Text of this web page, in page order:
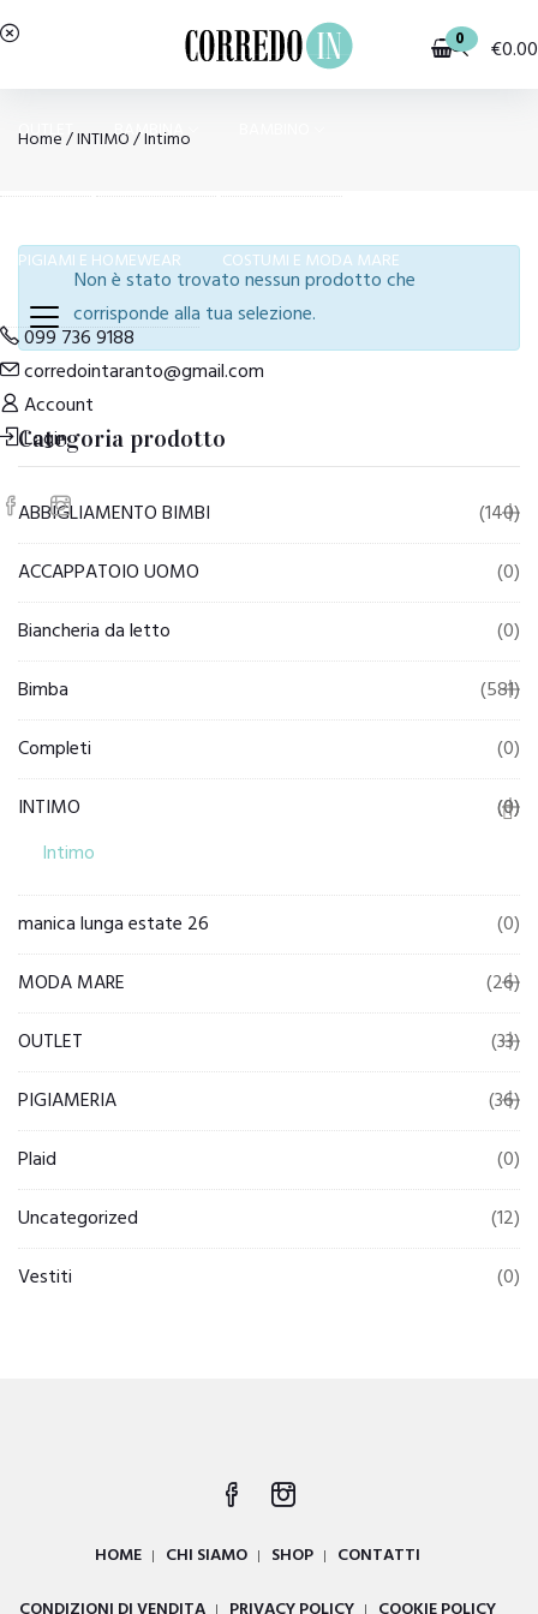
0 €0.00
OUTLET BAMBINA
PIGIAMI E HOMEWEAR COSTUMI E MODA MARE
099 736 9188
corredointaranto@gmail.com
Account
Login
Home/INTIMO/ Intimo
Non è stato trovato nessun prodotto che
corrisponde alla tua selezione.
Categoria prodotto
ABBIGLIAMENTO BIMBI
(140)
ACCAPPATOIO UOMO
(0)
Biancheria da letto
(0)
Bimba
(581)
Completi
(0)
INTIMO
(0)
Intimo
(0)
manica lunga estate 26
(0)
MODA MARE
(26)
OUTLET
(33)
PIGIAMERIA
(36)
Plaid
(0)
Uncategorized
(12)
Vestiti
(0)
HOME CHI SIAMO SHOP
CONTATTI